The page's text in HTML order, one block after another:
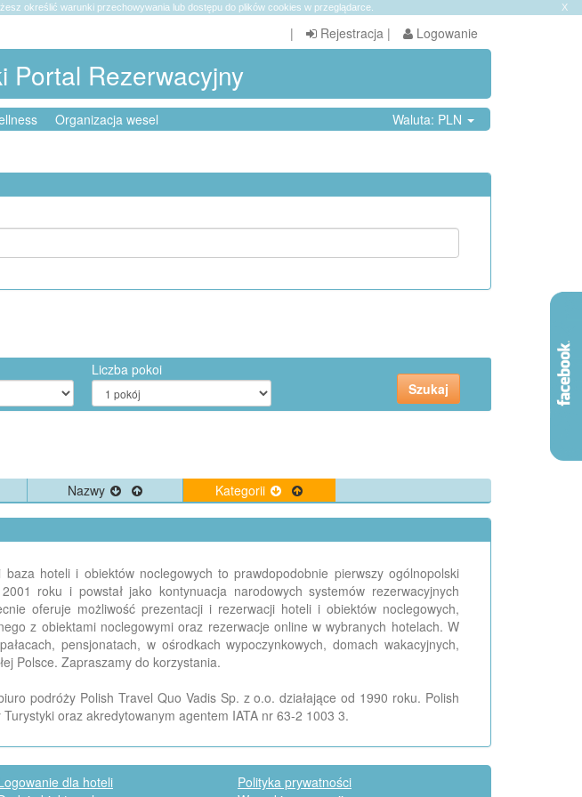
X
określić warunki przechowywania lub dostępu do plików cookies w przeglądarce.
| Rejestracja | Logowanie
Portal Rezerwacyjny
Organizacja wesel
Waluta: PLN
Liczba pokoi
Nazwy Kategorii
hoteli i obiektów noclegowych to prawdopodobnie pierwszy ogólnopolski
roku i powstał jako kontynuacja narodowych systemów rezerwacyjnych
oferuje możliwość prezentacji i rezerwacji hoteli i obiektów noclegowych,
z obiektami noclegowymi oraz rezerwacje online w wybranych hotelach. W
pensjonatach, w ośrodkach wypoczynkowych, domach wakacyjnych,
Polsce. Zapraszamy do korzystania.
podróży Polish Travel Quo Vadis Sp. z o.o. działające od 1990 roku. Polish
oraz akredytowanym agentem IATA nr 63-2 1003 3.
dla hoteli
Polityka prywatności